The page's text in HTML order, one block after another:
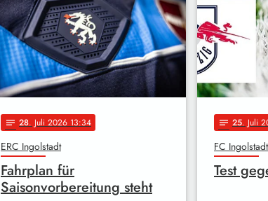
notes 28. Juli 2026 13:34
ERC Ingolstadt
Fahrplan für
Saisonvorbereitung steht
notes 25. Juli
FC Ingolstadt
Test